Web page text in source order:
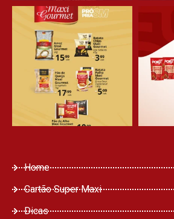
Home
Cartão Super Maxi
Dicas